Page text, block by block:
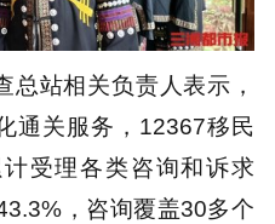
总站相关负责人表示，
通关服务，12367移民
受理各类咨询和诉求
，咨询覆盖30多个